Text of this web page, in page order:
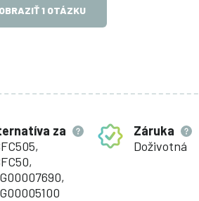
1 OTÁZKU
za
Záruka
Doživotná